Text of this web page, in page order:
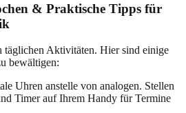
& Praktische Tipps für
täglichen Aktivitäten. Hier sind einige
bewältigen:
Uhren anstelle von analogen. Stellen
Timer auf Ihrem Handy für Termine